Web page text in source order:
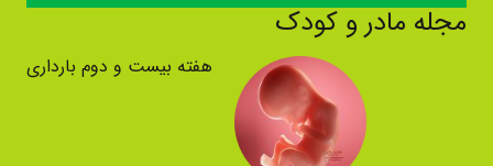
مجله مادر و کودک
هفته بیست و دوم بارداری